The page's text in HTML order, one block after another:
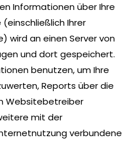
Informationen über Ihre
Ihrer
wird an einen Server von
und dort gespeichert.
benutzen, um Ihre
Reports über die
Websitebetreiber
mit der
verbundene